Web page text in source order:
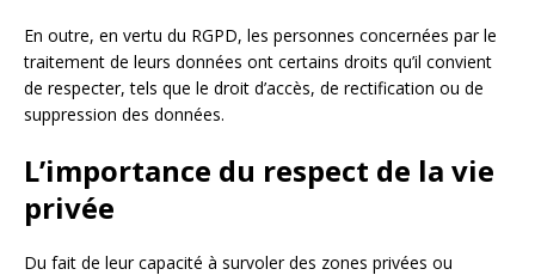
En outre, en vertu du RGPD, les personnes concernées par le
traitement de leurs données ont certains droits qu’il convient
de respecter, tels que le droit d’accès, de rectification ou de
suppression des données.
L’importance du respect de la vie
privée
Du fait de leur capacité à survoler des zones privées ou